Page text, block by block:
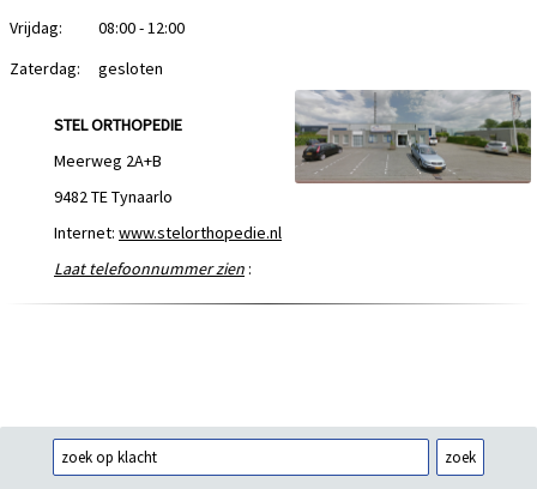
Vrijdag:
08:00 - 12:00
Zaterdag:
gesloten
STEL ORTHOPEDIE
Meerweg 2A+B
9482 TE Tynaarlo
Internet: www.stelorthopedie.nl
Laat telefoonnummer zien :